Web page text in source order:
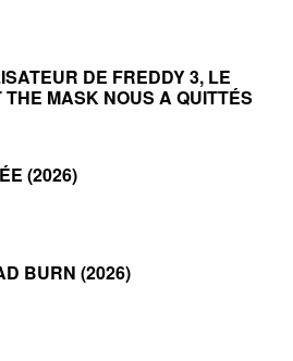
DE FREDDY 3, LE
MASK NOUS A QUITTÉS
(2026)
BURN (2026)